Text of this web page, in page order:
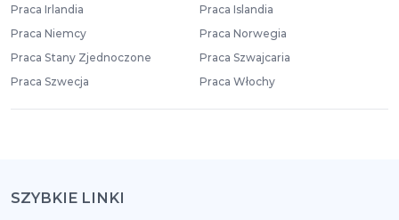
Praca Irlandia
Praca Islandia
Praca Niemcy
Praca Norwegia
Praca Stany Zjednoczone
Praca Szwajcaria
Praca Szwecja
Praca Włochy
SZYBKIE LINKI